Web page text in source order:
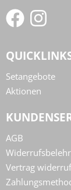
Setangebote
Aktionen
AGB
Vertrag